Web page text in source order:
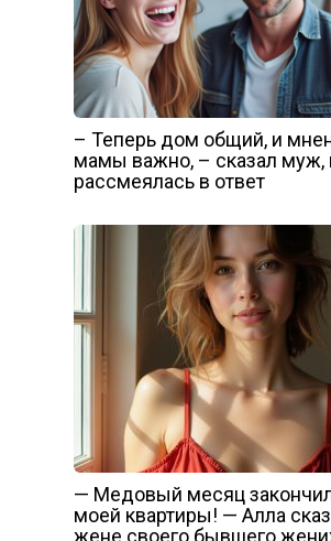
– Теперь дом общий, и
мамы важно, – сказал муж,
рассмеялась в ответ
— Медовый месяц
моей квартиры! — Алла
жене своего бывшего